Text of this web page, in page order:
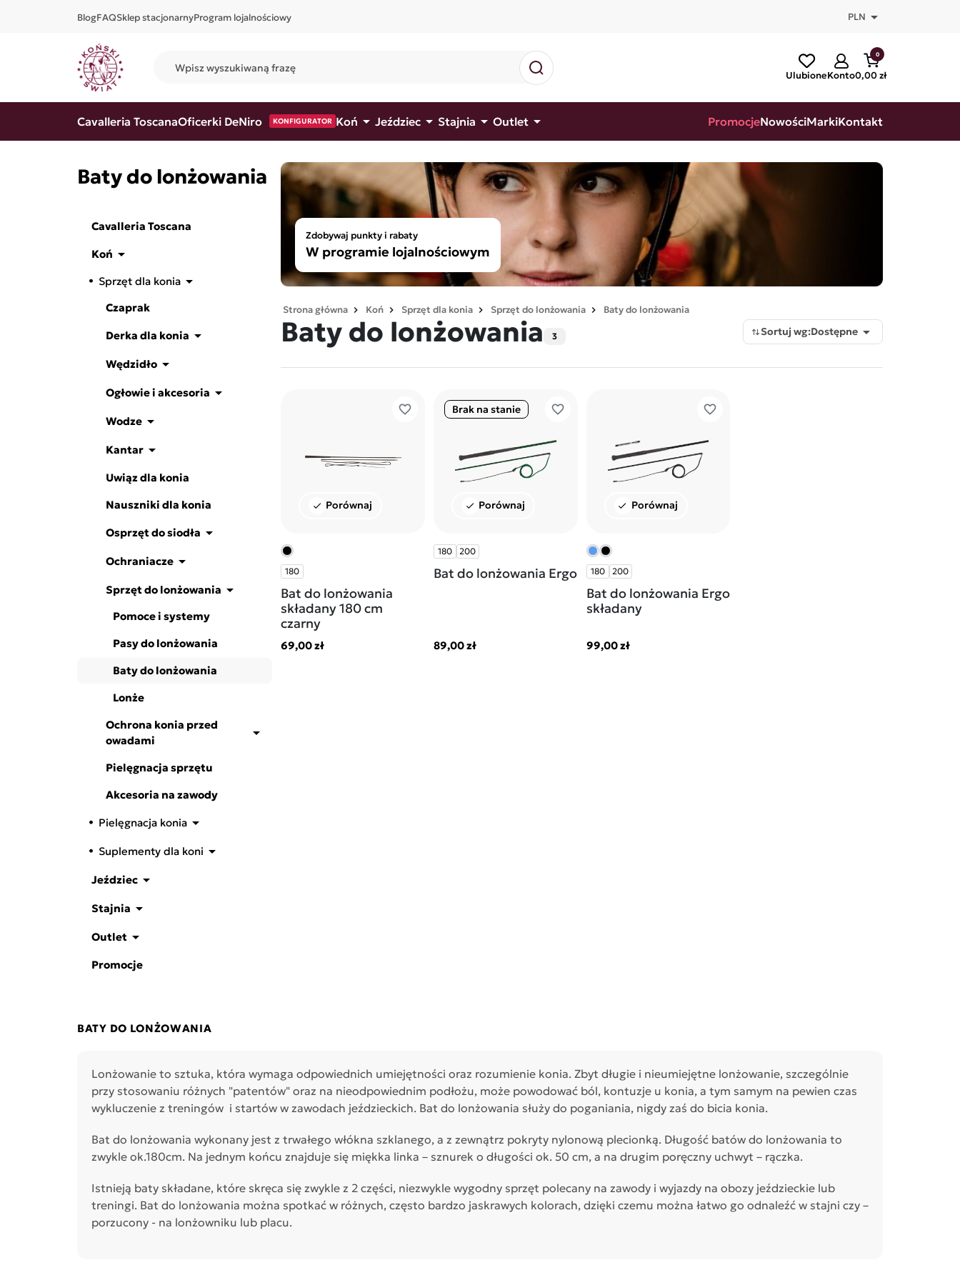
BlogFAQSklep stacjonarnyProgram lojalnościowy PLN 
UlubioneKonto
0
0,00 zł
Cavalleria ToscanaOficerki DeNiro KONFIGURATOR Koń  Jeździec  Stajnia  Outlet  PromocjeNowościMarkiKontakt
Baty do lonżowania
Cavalleria Toscana
Koń 
Sprzęt dla konia 
Czaprak
Derka dla konia 
Wędzidło 
Ogłowie i akcesoria 
Wodze 
Kantar 
Uwiąz dla konia
Nauszniki dla konia
Osprzęt do siodła 
Ochraniacze 
Sprzęt do lonżowania 
Pomoce i systemy
Pasy do lonżowania
Baty do lonżowania
Lonże
Ochrona konia przed
owadami

Pielęgnacja sprzętu
Akcesoria na zawody
Pielęgnacja konia 
Suplementy dla koni 
Jeździec 
Stajnia 
Outlet 
Promocje
Zdobywaj punkty i rabaty
W programie lojalnościowym
Strona główna Koń Sprzęt dla konia Sprzęt do lonżowania Baty do lonżowania
Baty do lonżowania 3 Sortuj wg:Dostępne 
favorite_border
check Porównaj
180
Bat do lonżowania
składany 180 cm
czarny
69,00 zł
favorite_border
check Porównaj
Brak na stanie
180 200
Bat do lonżowania Ergo
89,00 zł
favorite_border
check Porównaj
180 200
Bat do lonżowania Ergo
składany
99,00 zł
BATY DO LONŻOWANIA
Lonżowanie to sztuka, która wymaga odpowiednich umiejętności oraz rozumienie konia. Zbyt długie i nieumiejętne lonżowanie, szczególnie
przy stosowaniu różnych "patentów" oraz na nieodpowiednim podłożu, może powodować ból, kontuzje u konia, a tym samym na pewien czas
wykluczenie z treningów i startów w zawodach jeździeckich. Bat do lonżowania służy do poganiania, nigdy zaś do bicia konia.
Bat do lonżowania wykonany jest z trwałego włókna szklanego, a z zewnątrz pokryty nylonową plecionką. Długość batów do lonżowania to
zwykle ok.180cm. Na jednym końcu znajduje się miękka linka – sznurek o długości ok. 50 cm, a na drugim poręczny uchwyt – rączka.
Istnieją baty składane, które skręca się zwykle z 2 części, niezwykle wygodny sprzęt polecany na zawody i wyjazdy na obozy jeździeckie lub
treningi. Bat do lonżowania można spotkać w różnych, często bardzo jaskrawych kolorach, dzięki czemu można łatwo go odnaleźć w stajni czy –
porzucony - na lonżowniku lub placu.